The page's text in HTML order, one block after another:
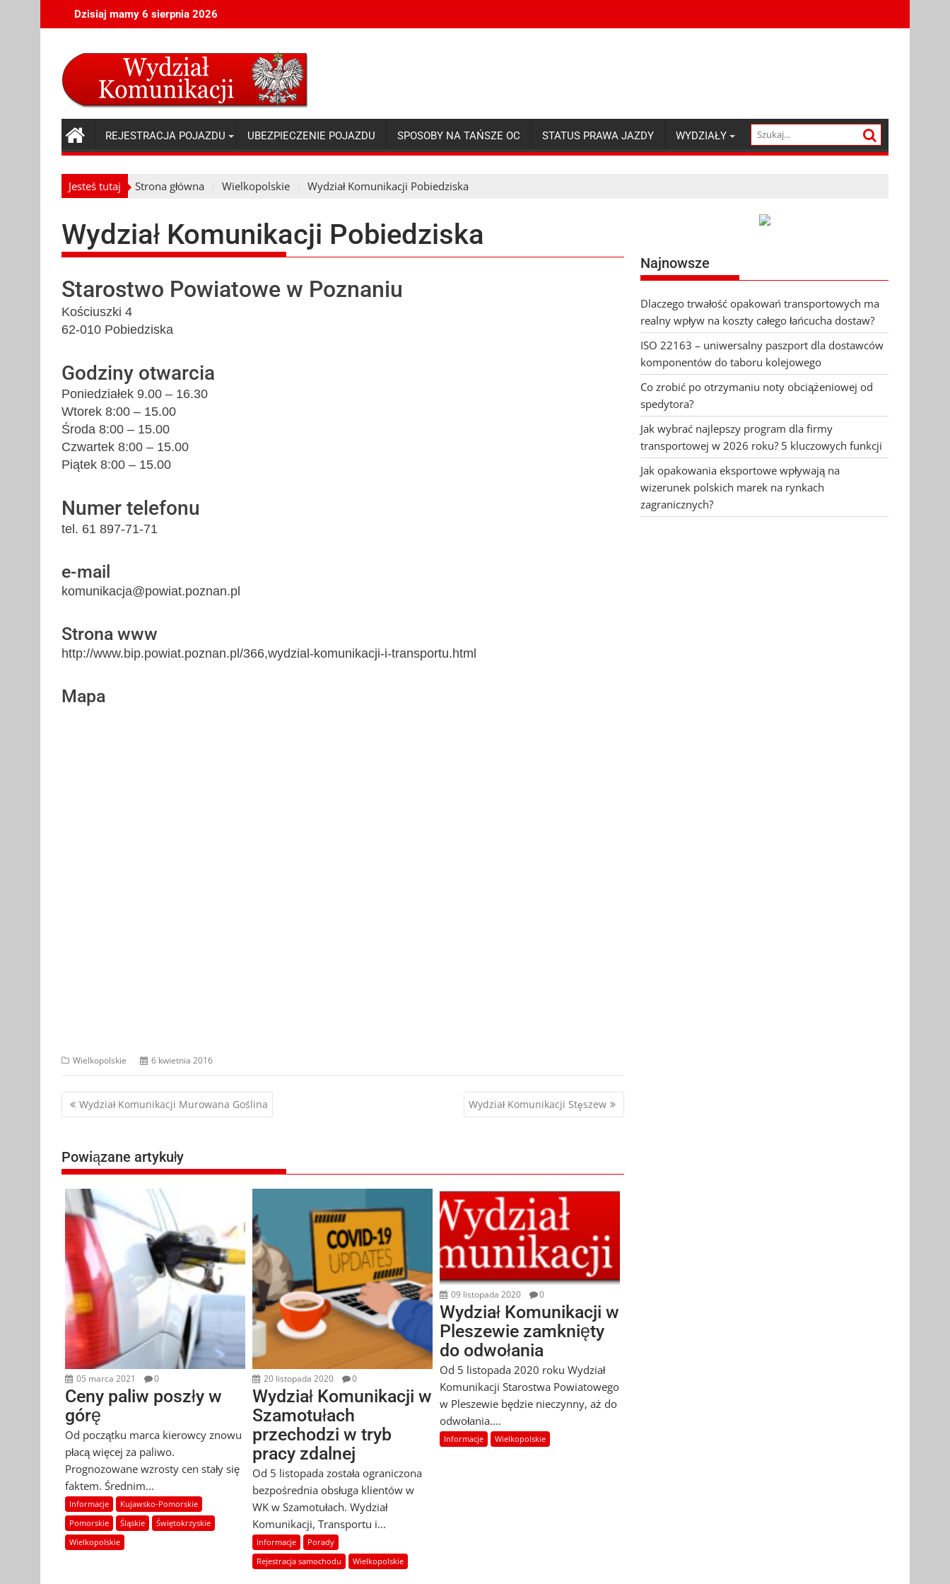
to
Dzisiaj mamy 6 sierpnia 2026
REJESTRACJA POJAZDU UBEZPIECZENIE POJAZDU SPOSOBY NA TAŃSZE OC STATUS PRAWA JAZDY WYDZIAŁY
Jesteś tutaj Strona główna Wielkopolskie Wydział Komunikacji Pobiedziska
Wydział Komunikacji Pobiedziska
Starostwo Powiatowe w Poznaniu
Kościuszki 4
62-010 Pobiedziska
Godziny otwarcia
Poniedziałek 9.00 – 16.30
Wtorek 8:00 – 15.00
Środa 8:00 – 15.00
Czwartek 8:00 – 15.00
Piątek 8:00 – 15.00
Numer telefonu
tel. 61 897-71-71
e-mail
komunikacja@powiat.poznan.pl
Strona www
http://www.bip.powiat.poznan.pl/366,wydzial-komunikacji-i-transportu.html
Mapa
Wielkopolskie 6 kwietnia 2016
Nawigacja
Wydział Komunikacji Murowana Goślina Wydział Komunikacji Stęszew
Powiązane artykuły
05 marca 2021 0
Ceny paliw poszły w
górę
Od początku marca kierowcy znowu
płacą więcej za paliwo.
Prognozowane wzrosty cen stały się
faktem. Średnim...
Informacje
Kujawsko-Pomorskie
Pomorskie
Śląskie
Świętokrzyskie
Wielkopolskie
20 listopada 2020 0
Wydział Komunikacji w
Szamotułach
przechodzi w tryb
pracy zdalnej
Od 5 listopada została ograniczona
bezpośrednia obsługa klientów w
WK w Szamotułach. Wydział
Komunikacji, Transportu i...
Informacje
Porady
Rejestracja samochodu
Wielkopolskie
09 listopada 2020 0
Wydział Komunikacji w
Pleszewie zamknięty
do odwołania
Od 5 listopada 2020 roku Wydział
Komunikacji Starostwa Powiatowego
w Pleszewie będzie nieczynny, aż do
odwołania....
Informacje Wielkopolskie
Najnowsze
Dlaczego trwałość opakowań transportowych ma
realny wpływ na koszty całego łańcucha dostaw?
ISO 22163 – uniwersalny paszport dla dostawców
komponentów do taboru kolejowego
Co zrobić po otrzymaniu noty obciążeniowej od
spedytora?
Jak wybrać najlepszy program dla firmy
transportowej w 2026 roku? 5 kluczowych funkcji
Jak opakowania eksportowe wpływają na
wizerunek polskich marek na rynkach
zagranicznych?